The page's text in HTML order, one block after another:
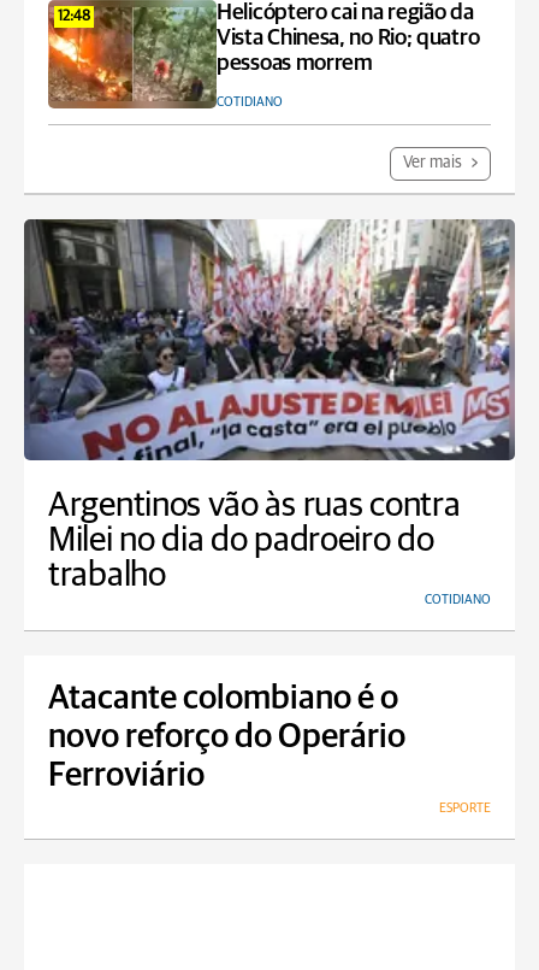
12:48
Helicóptero cai na região da
Vista Chinesa, no Rio; quatro
pessoas morrem
COTIDIANO
Ver mais
Argentinos vão às ruas contra
Milei no dia do padroeiro do
trabalho
COTIDIANO
Atacante colombiano é o
novo reforço do Operário
Ferroviário
ESPORTE